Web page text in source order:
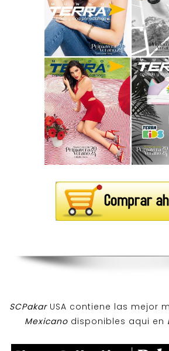
SCPakar USA contiene las mejor
Mexicanodisponibles aqui en